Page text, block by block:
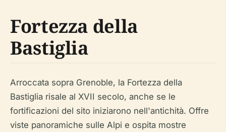
Fortezza della
Bastiglia
Arroccata sopra Grenoble, la Fortezza della
Bastiglia risale al XVII secolo, anche se le
fortificazioni del sito iniziarono nell'antichità. Offre
viste panoramiche sulle Alpi e ospita mostre